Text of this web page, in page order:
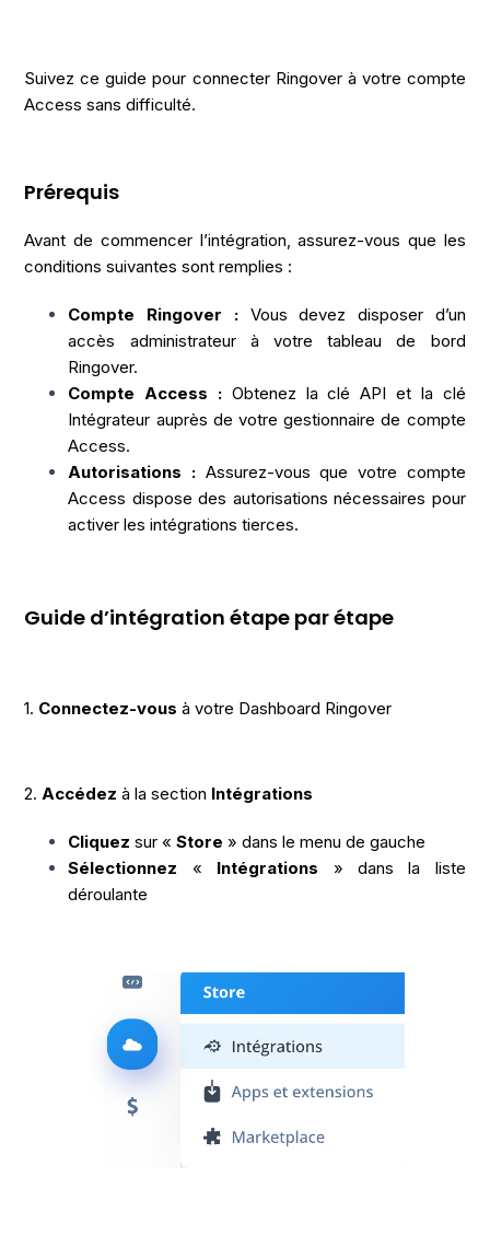
Suivez ce guide pour connecter Ringover à votre compte
Access sans difficulté.
Prérequis
Avant de commencer l’intégration, assurez-vous que les
conditions suivantes sont remplies :
Compte Ringover :Vous devez disposer d’un
accès administrateur à votre tableau de bord
Ringover.
Compte Access : Obtenez la clé API et la clé
Intégrateur auprès de votre gestionnaire de compte
Access.
Autorisations : Assurez-vous que votre compte
Access dispose des autorisations nécessaires pour
activer les intégrations tierces.
Guide d’intégration étape par étape
1. Connectez-vous à votre Dashboard Ringover
2.Accédez à la section Intégrations
Cliquez sur «Store » dans le menu de gauche
Sélectionnez « Intégrations » dans la liste
déroulante